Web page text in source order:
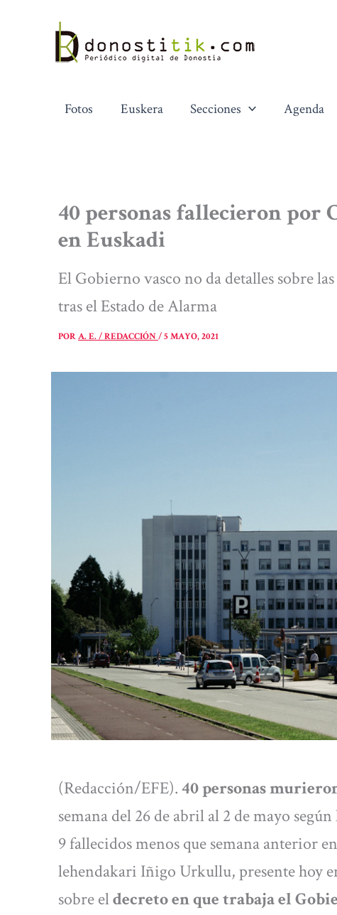
contenido
Fotos Euskera Secciones Agenda
40 personas fallecieron por
en Euskadi
El Gobierno vasco no da detalles sobre
tras el Estado de Alarma
PORA. E. / REDACCIÓN/5 MAYO, 2021
(Redacción/EFE).40 personas
semana del 26 de abril al 2 de mayo
9 fallecidos menos que semana anterior
lehendakari Iñigo Urkullu, presente hoy
sobre eldecreto en que trabaja el